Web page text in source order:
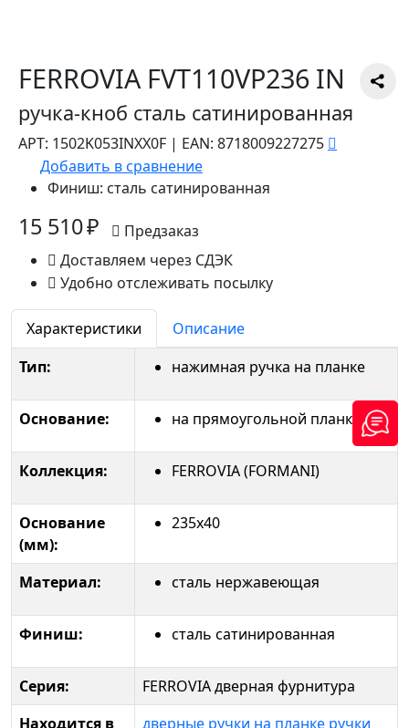
FERROVIA FVT110VP236 IN
ручка-кноб сталь сатинированная
АРТ: 1502K053INXX0F | EAN: 8718009227275
Добавить в сравнение
Финиш: сталь сатинированная
15 510 ₽
Предзаказ
Доставляем через СДЭК
Удобно отслеживать посылку
Характеристики
Описание
Тип:
нажимная ручка на планке
Основание: на прямоугольной планке
Коллекция: FERROVIA (FORMANI)
Основание
(мм):
235x40
Материал: сталь нержавеющая
Финиш: сталь сатинированная
Серия:
FERROVIA дверная фурнитура
Находится в
дверные ручки на планке ручки